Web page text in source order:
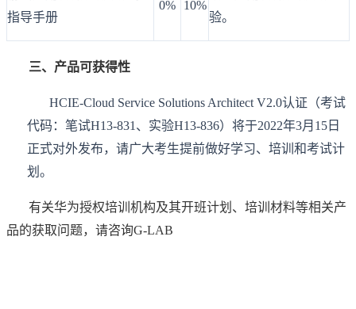
指导手册
0% 10%
验。
三、产品可获得性
HCIE-Cloud Service Solutions Architect V2.0认证（考试
代码：笔试H13-831、实验H13-836）将于2022年3月15日
正式对外发布，请广大考生提前做好学习、培训和考试计
划。
有关华为授权培训机构及其开班计划、培训材料等相关产
品的获取问题，请咨询G-LAB